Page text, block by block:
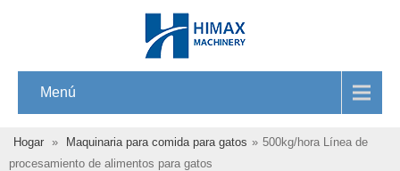
Menú
Hogar » Maquinaria para comida para gatos » 500kg/hora Línea de
procesamiento de alimentos para gatos